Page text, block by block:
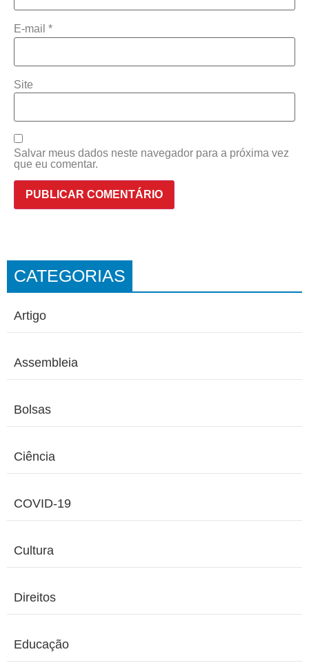
E-mail *
Site
Salvar meus dados neste navegador para a próxima vez
que eu comentar.
CATEGORIAS
Artigo
Assembleia
Bolsas
Ciência
COVID-19
Cultura
Direitos
Educação